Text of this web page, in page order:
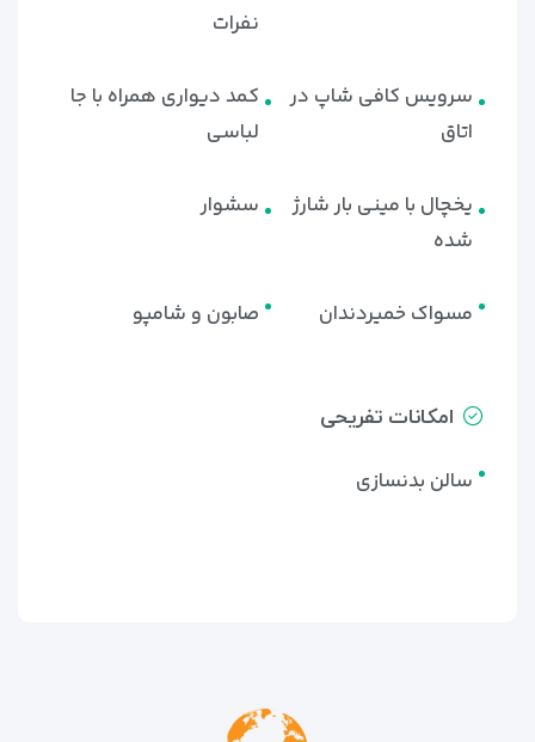
نفرات
سرویس کافی شاپ در
اتاق
کمد دیواری همراه با جا
لباسی
یخچال با مینی بار شارژ
شده
سشوار
مسواک خمیردندان صابون و شامپو
امکانات تفریحی
سالن بدنسازی